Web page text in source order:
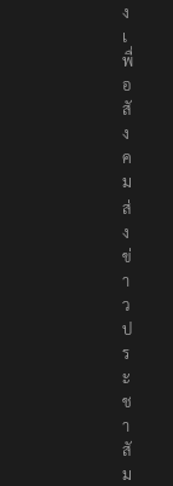
ง
เ
พื่
อ
สั
ง
ค
ม
ส่
ง
ข่
า
ว
ป
ร
ะ
ช
า
สั
ม